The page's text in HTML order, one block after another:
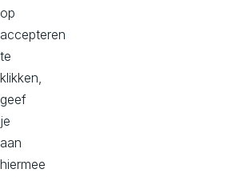
Mail
werkenbij@
met:
Je
motivatie
op
accepteren
te
klikken,
geef
je
aan
hiermee